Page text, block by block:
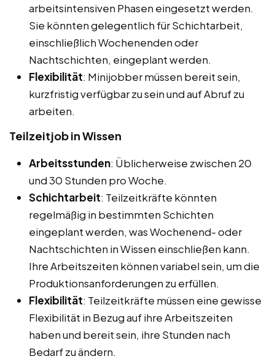
arbeitsintensiven Phasen eingesetzt werden.
Sie könnten gelegentlich für Schichtarbeit,
einschließlich Wochenenden oder
Nachtschichten, eingeplant werden.
Flexibilität: Minijobber müssen bereit sein,
kurzfristig verfügbar zu sein und auf Abruf zu
arbeiten.
Teilzeitjob in Wissen
Arbeitsstunden: Üblicherweise zwischen 20
und 30 Stunden pro Woche.
Schichtarbeit: Teilzeitkräfte könnten
regelmäßig in bestimmten Schichten
eingeplant werden, was Wochenend- oder
Nachtschichten in Wissen einschließen kann.
Ihre Arbeitszeiten können variabel sein, um die
Produktionsanforderungen zu erfüllen.
Flexibilität: Teilzeitkräfte müssen eine gewisse
Flexibilität in Bezug auf ihre Arbeitszeiten
haben und bereit sein, ihre Stunden nach
Bedarf zu ändern.